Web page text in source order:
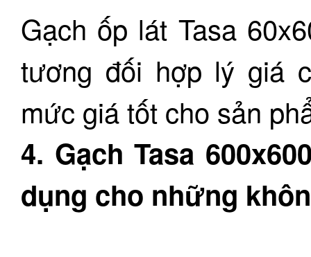
Gạch ốp lát Tasa
tương đối hợp lý giá
mức giá tốt cho sản
4. Gạch Tasa
dụng cho những